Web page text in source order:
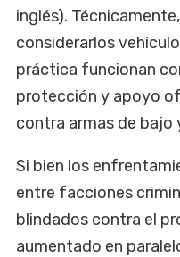
inglés).
considerarlos
práctica funcionan
protección y apoyo
contra armas de bajo
Si bien los
entre facciones
blindados contra el
aumentado en